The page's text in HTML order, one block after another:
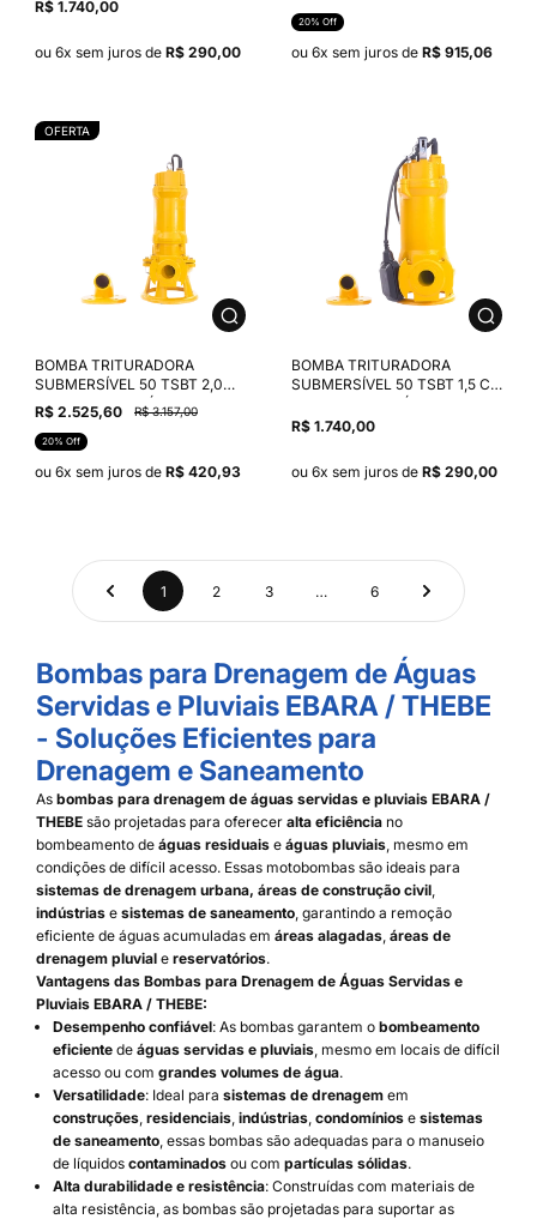
R$ 1.740,00
ou 6x sem juros de R$ 290,00
20% Off
ou 6x sem juros de R$ 915,06
OFERTA
BOMBA TRITURADORA
SUBMERSÍVEL 50 TSBT 2,0
CV MOTOR TRIFÁSICO THEBE
220V
R$ 2.525,60 R$ 3.157,00
20% Off
ou 6x sem juros de R$ 420,93
BOMBA TRITURADORA
SUBMERSÍVEL 50 TSBT 1,5 CV
MOTOR MONOFÁSICO THEBE
220V
R$ 1.740,00
ou 6x sem juros de R$ 290,00
1 2 3 … 6
Bombas para Drenagem de Águas
Servidas e Pluviais EBARA / THEBE
- Soluções Eficientes para
Drenagem e Saneamento
As bombas para drenagem de águas servidas e pluviais EBARA /
THEBE são projetadas para oferecer alta eficiência no
bombeamento de águas residuais e águas pluviais, mesmo em
condições de difícil acesso. Essas motobombas são ideais para
sistemas de drenagem urbana, áreas de construção civil,
indústrias e sistemas de saneamento, garantindo a remoção
eficiente de águas acumuladas em áreas alagadas, áreas de
drenagem pluvial e reservatórios.
Vantagens das Bombas para Drenagem de Águas Servidas e
Pluviais EBARA / THEBE:
Desempenho confiável: As bombas garantem obombeamento
eficiente deáguas servidas e pluviais, mesmo em locais de difícil
acesso ou comgrandes volumes de água.
Versatilidade: Ideal parasistemas de drenagem em
construções,residenciais,indústrias,condomínios esistemas
de saneamento, essas bombas são adequadas para o manuseio
de líquidoscontaminados ou compartículas sólidas.
Alta durabilidade e resistência: Construídas com materiais de
alta resistência, as bombas são projetadas para suportar as